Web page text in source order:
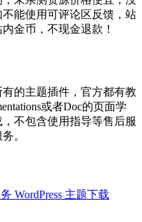
能使用可评论区反馈，站
金币，不现金退款！
的主题插件，官方都有教
或者Doc的页面学
不包含使用指导等售后服
。